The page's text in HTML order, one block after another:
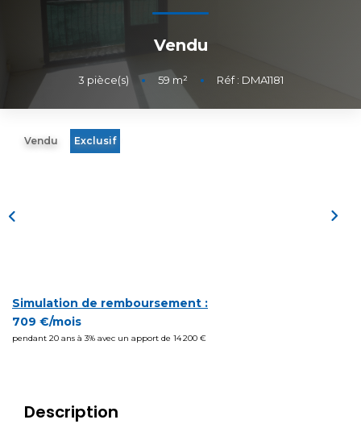
NOTRE AGENCE
CONTACT
Vendu
3 pièce(s) • 59 m² • Réf : DMA1181
Vendu Exclusif
Simulation de remboursement :
709 €/mois
pendant 20 ans à 3% avec un apport de 14 200 €
Description